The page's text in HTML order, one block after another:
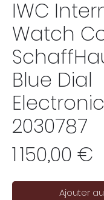
IWC
Watch
Blue Dial
2030787
1 150,00 €
Ajouter